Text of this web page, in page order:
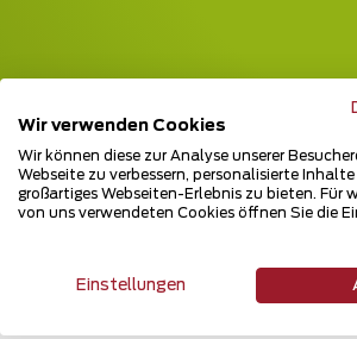
Wir verwenden Cookies
Wir können diese zur Analyse unserer
Webseite zu verbessern, personalisierte
großartiges Webseiten-Erlebnis zu bieten. Für
von uns verwendeten Cookies öffnen Sie die
Einstellungen